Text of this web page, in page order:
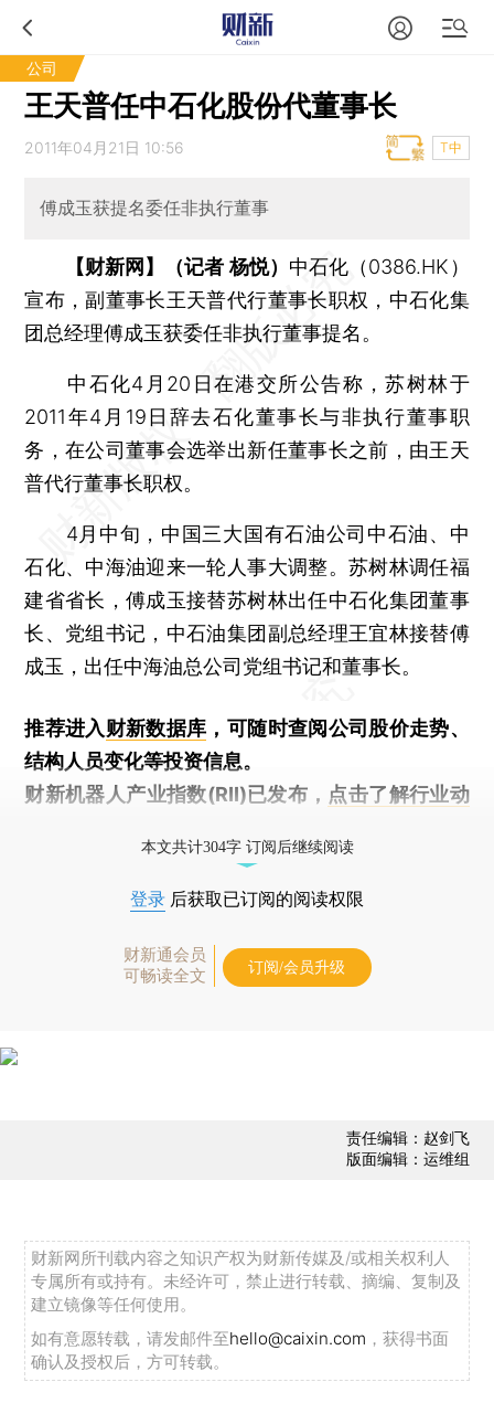
公司
王天普任中石化股份代董事长
2011年04月21日 10:56 T中
傅成玉获提名委任非执行董事
【财新网】（记者 杨悦） 中石化（0386.HK）
宣布，副董事长王天普代行董事长职权，中石化集
团总经理傅成玉获委任非执行董事提名。
中石化4月20日在港交所公告称，苏树林于
2011年4月19日辞去石化董事长与非执行董事职
务，在公司董事会选举出新任董事长之前，由王天
普代行董事长职权。
4月中旬，中国三大国有石油公司中石油、中
石化、中海油迎来一轮人事大调整。苏树林调任福
建省省长，傅成玉接替苏树林出任中石化集团董事
长、党组书记，中石油集团副总经理王宜林接替傅
成玉，出任中海油总公司党组书记和董事长。
推荐进入财新数据库 ，可随时查阅公司股价走势、
结构人员变化等投资信息。
财新机器人产业指数(RII)已发布， 点击了解行业动
本文共计304字 订阅后继续阅读
登录 后获取已订阅的阅读权限
财新通会员
可畅读全文
订阅/会员升级
责任编辑：赵剑飞
版面编辑：运维组
财新网所刊载内容之知识产权为财新传媒及/或相关权利人
专属所有或持有。未经许可，禁止进行转载、摘编、复制及
建立镜像等任何使用。
如有意愿转载，请发邮件至hello@caixin.com ，获得书面
确认及授权后，方可转载。